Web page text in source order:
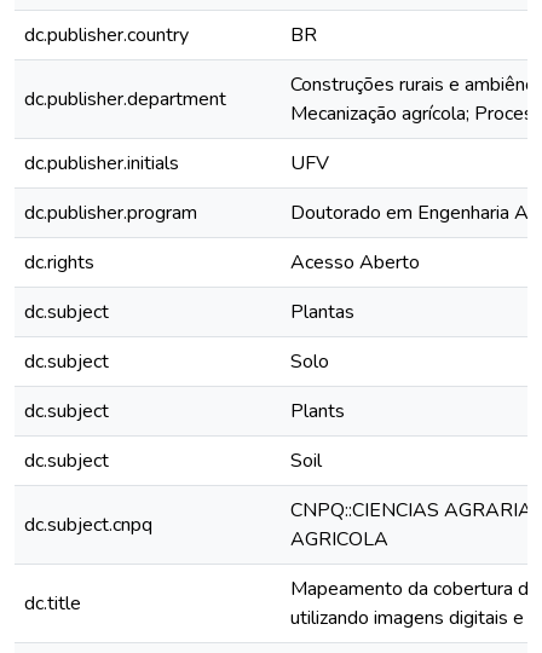
dc.publisher.country
BR
dc.publisher.department
Construções rurais e
Mecanização agrícola;
dc.publisher.initials
UFV
dc.publisher.program
Doutorado em Engenharia
dc.rights
Acesso Aberto
dc.subject
Plantas
dc.subject
Solo
dc.subject
Plants
dc.subject
Soil
dc.subject.cnpq
CNPQ::CIENCIAS
AGRICOLA
dc.title
Mapeamento da cobertura
utilizando imagens digitais e